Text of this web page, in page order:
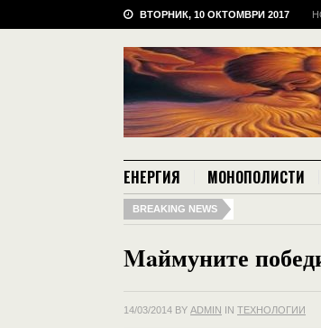
ВТОРНИК, 10 ОКТОМВРИ 2017
ЕНЕРГИЯ МОНОПОЛИСТИ
BREAKING NEWS
Maймуните
14/03/2014 BY ADMIN IN ТЕХНОЛОГИИ